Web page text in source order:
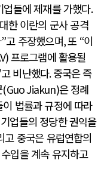
들에 제재를 가했다.
한 이란의 군사 공격
”고 주장했으며,또 “이
프로그램에 활용될
고 비난했다.중국은 즉
(Guo Jiakun)은 정례
법률과 규정에 따라
업들의 정당한 권익을
고 중국은 유럽연합의
입을 계속 유지하고